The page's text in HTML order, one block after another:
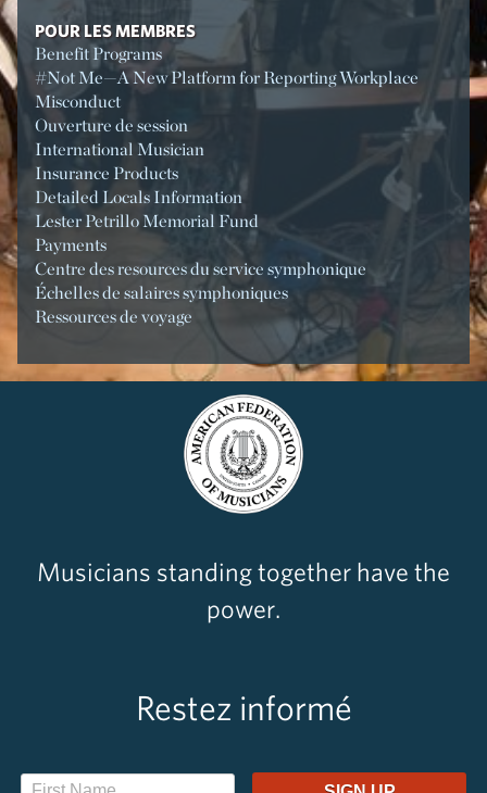
POUR LES MEMBRES
Benefit Programs
#Not Me—A New Platform for Reporting Workplace
Misconduct
Ouverture de session
International Musician
Insurance Products
Detailed Locals Information
Lester Petrillo Memorial Fund
Payments
Centre des resources du service symphonique
Échelles de salaires symphoniques
Ressources de voyage
Musicians standing together have the
power.
Restez informé